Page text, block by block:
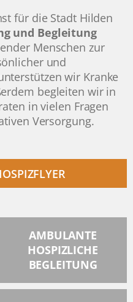
für die Stadt Hilden
und Begleitung
Menschen zur
und
wir Kranke
begleiten wir in
in vielen Fragen
Versorgung.
AMBULANTE
HOSPIZLICHE
BEGLEITUNG